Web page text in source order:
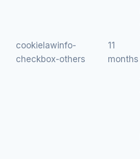
cookielawinfo-
checkbox-others
11
months